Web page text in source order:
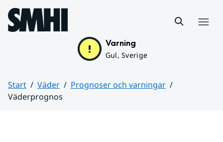
Hoppa till sidans innehåll
Varning
Gul, Sverige
Start Väder
Prognoser och varningar
Väderprognos